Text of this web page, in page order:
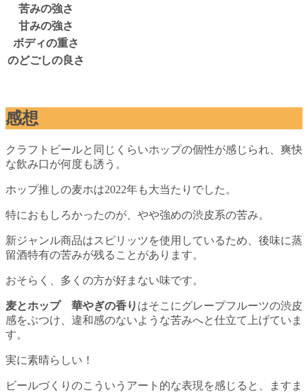
苦みの強さ
甘みの強さ
ボディの重さ
のどごしの良さ
感想
クラフトビールと同じくらいホップの個性が感じられ、爽快
な飲み口が何度も誘う。
ホップ推しの麦ホは2022年も大当たりでした。
特におもしろかったのが、やや強めの渋皮系の苦み。
新ジャンル商品はスピリッツを使用しているため、後味に蒸
留酒特有の苦みが残ることがあります。
おそらく、多くの方が好まない味です。
麦とホップ 華やぎの香り はそこにグレープフルーツの渋皮
感をぶつけ、違和感のないような苦みへと仕立て上げていま
す。
実に素晴らしい！
ビールづくりのこういうアート的な表現を感じると、ますま